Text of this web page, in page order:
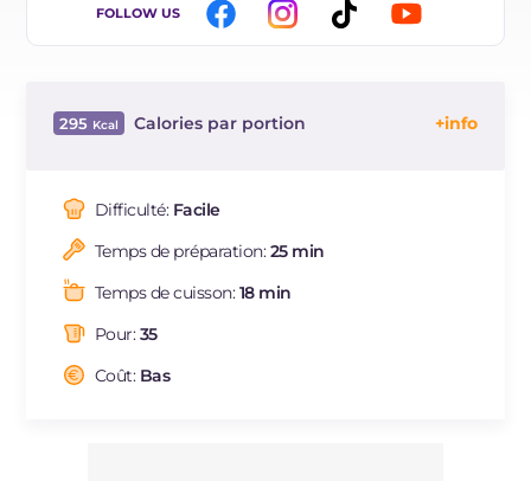
DE
NL
FOLLOW US
295 Calories par portion
Dont sucres
Protéine
Graisses
Fibre
Cholestérol
Difficulté: Facile
Temps de préparation:25 min
Temps de cuisson:18 min
Pour:35
Coût: Bas